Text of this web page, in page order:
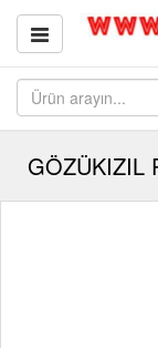
GÖZÜKIZIL